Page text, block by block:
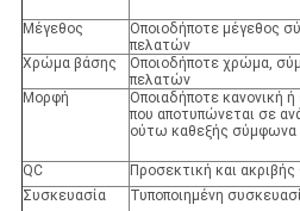
Μέγεθος
Οποιοδήποτε μέγεθος
πελατών
Χρώμα βάσης
Οποιοδήποτε χρώμα,
πελατών
Μορφή
Οποιαδήποτε κανονική
που αποτυπώνεται σε
ούτω καθεξής σύμφωνα
QC
Προσεκτική και ακριβής
Συσκευασία
Τυποποιημένη